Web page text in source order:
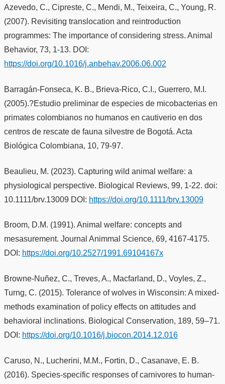
Azevedo, C., Cipreste, C., Mendi, M., Teixeira, C., Young, R.
(2007). Revisiting translocation and reintroduction
programmes: The importance of considering stress. Animal
Behavior, 73, 1-13. DOI:
https://doi.org/10.1016/j.anbehav.2006.06.002
Barragán-Fonseca, K. B., Brieva-Rico, C.I., Guerrero, M.I.
(2005).?Estudio preliminar de especies de micobacterias en
primates colombianos no humanos en cautiverio en dos
centros de rescate de fauna silvestre de Bogotá. Acta
Biológica Colombiana, 10, 79-97.
Beaulieu, M. (2023). Capturing wild animal welfare: a
physiological perspective. Biological Reviews, 99, 1-22. doi:
10.1111/brv.13009 DOI: https://doi.org/10.1111/brv.13009
Broom, D.M. (1991). Animal welfare: concepts and
mesasurement. Journal Animmal Science, 69, 4167-4175.
DOI: https://doi.org/10.2527/1991.69104167x
Browne-Nuñez, C., Treves, A., Macfarland, D., Voyles, Z.,
Turng, C. (2015). Tolerance of wolves in Wisconsin: A mixed-
methods examination of policy effects on attitudes and
behavioral inclinations. Biological Conservation, 189, 59–71.
DOI: https://doi.org/10.1016/j.biocon.2014.12.016
Caruso, N., Lucherini, M.M., Fortin, D., Casanave, E. B.
(2016). Species-specific responses of carnivores to human-